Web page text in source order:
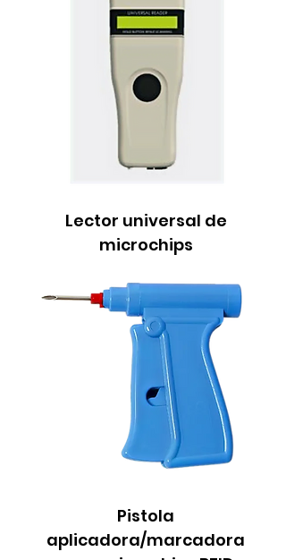
Lector universal de
microchips
Pistola
aplicadora/marcadora